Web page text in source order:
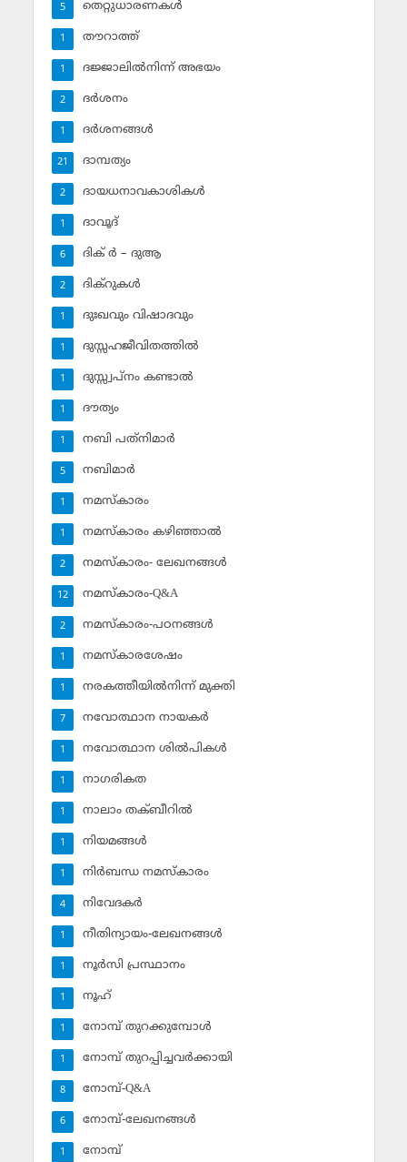
തെറ്റുധാരണകള്‍
5
തൗറാത്ത്
1
ദജ്ജാലില്‍നിന്ന് അഭയം
1
ദര്‍ശനം
2
ദര്‍ശനങ്ങള്‍
1
ദാമ്പത്യം
21
ദായധനാവകാശികള്‍
2
ദാവൂദ്‌
1
ദിക് ര്‍ – ദുആ
6
ദിക്‌റുകള്‍
2
ദുഃഖവും വിഷാദവും
1
ദുസ്സഹജീവിതത്തില്‍
1
ദുസ്സ്വപ്‌നം കണ്ടാല്‍
1
ദൗത്യം
1
നബി പത്‌നിമാര്‍
1
നബിമാര്‍
5
നമസ്‌കാരം
1
നമസ്‌കാരം കഴിഞ്ഞാല്‍
1
നമസ്‌കാരം- ലേഖനങ്ങള്‍
2
നമസ്‌കാരം-Q&A
12
നമസ്‌കാരം-പഠനങ്ങള്‍
2
നമസ്‌കാരശേഷം
1
നരകത്തീയില്‍നിന്ന് മുക്തി
1
നവോത്ഥാന നായകര്‍
7
നവോത്ഥാന ശില്‍പികള്‍
1
നാഗരികത
1
നാലാം തക്ബീറില്‍
1
നിയമങ്ങള്‍
1
നിര്‍ബന്ധ നമസ്‌കാരം
1
നിവേദകര്‍
4
നീതിന്യായം-ലേഖനങ്ങള്‍
1
നൂര്‍സി പ്രസ്ഥാനം
1
നൂഹ്‌
1
നോമ്പ് തുറക്കുമ്പോള്‍
1
നോമ്പ് തുറപ്പിച്ചവര്‍ക്കായി
1
നോമ്പ്-Q&A
8
നോമ്പ്-ലേഖനങ്ങള്‍
6
നോമ്പ്‌
1